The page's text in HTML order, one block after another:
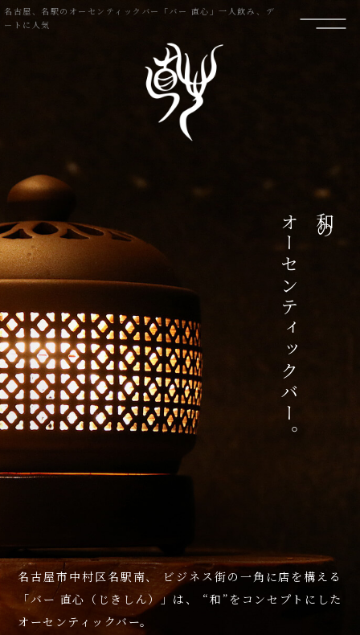
名古屋、名駅のオーセンティックバー「バー 直心」一人飲み、デ
ートに人気
和の
オーセンティックバー。
名古屋市中村区名駅南、
ビジネス街の一角に店を構える
「バー 直心（じきしん）」は、
“和” をコンセプトにした
オーセンティックバー。